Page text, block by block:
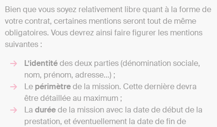
Bien que vous soyez relativement libre quant à la forme de
votre contrat, certaines mentions seront tout de même
obligatoires. Vous devrez ainsi faire figurer les mentions
suivantes :
L’identitédes deux parties (dénomination sociale,
nom, prénom, adresse…) ;
Le périmètrede la mission. Cette dernière devra
être détaillée au maximum ;
La duréede la mission avec la date de début de la
prestation, et éventuellement la date de fin de